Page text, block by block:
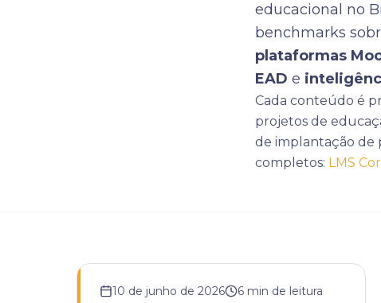
educacional no
benchmarks
plataformas
EAD e
Cada conteúdo é
projetos de
de implantação de
completos: LMS
10 de junho de 2026 6 min de leitura